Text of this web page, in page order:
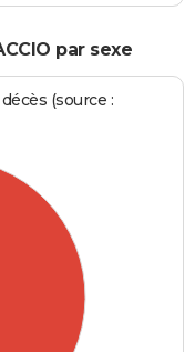
par sexe
(source :